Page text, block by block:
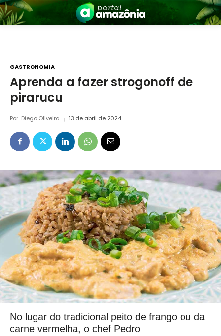
Amazônia
GASTRONOMIA
Aprenda a fazer strogonoff de
pirarucu
Por Diego Oliveira 13 de abril de 2024
No lugar do tradicional peito de frango ou da
carne vermelha, o chef Pedro